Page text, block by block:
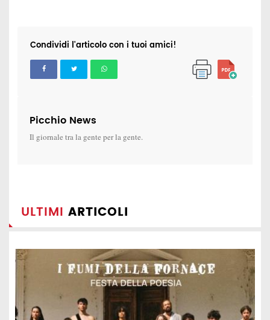
Condividi l'articolo con i tuoi amici!
Picchio News
Il giornale tra la gente per la gente.
ULTIMI ARTICOLI